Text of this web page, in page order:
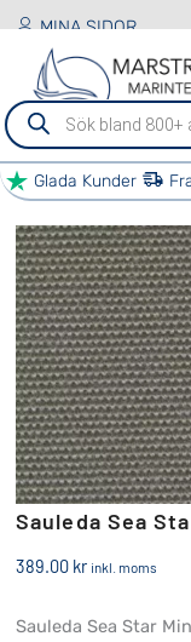
MINA SIDOR
Sök
efter
produkter
Glada Kunder
Sauleda Sea
389.00 kr inkl. moms
Sauleda Sea Star